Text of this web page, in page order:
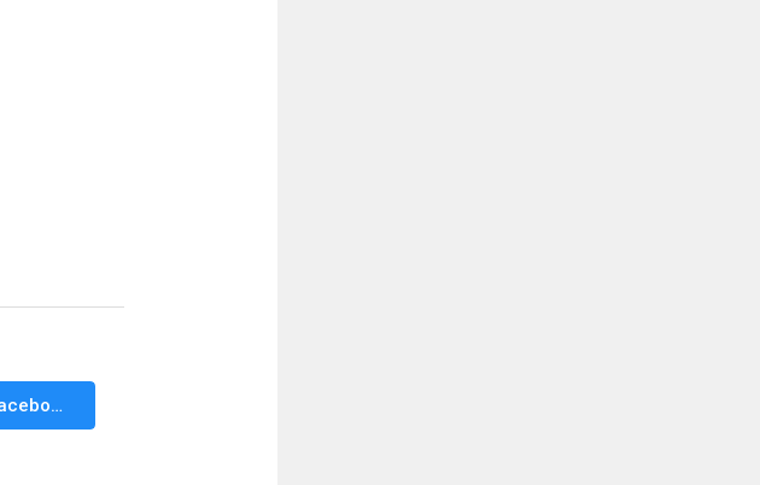
Facebook Messenger